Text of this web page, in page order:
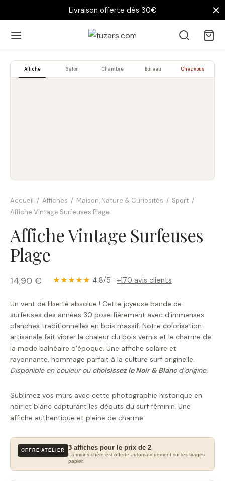
Livraison offerte dès 30€
Affiche Salon Chambre Bureau Chez vous
Accueil / Affiches / Maison, Nature & Curiosités / Sport /
Affiche Vintage Surfeuses Plage
Affiche Vintage Surfeuses
Plage
14,90 € ★★★★★ 4.8/5 · +170 avis clients
Un vent de liberté absolue ! Cette joyeuse bande de
surfeuses des années 30 pose fièrement avec d’immenses
planches traditionnelles en bois massif. Notre colorisation
artisanale fait vibrer la chaleur du bois vernis et le charme de
la mode balnéaire d’époque. Une affiche solaire et
rayonnante, hommage parfait à la culture surf originelle.
Disponible en couleur ou choisissez le Noir & Blancd’origine.
Sublimez vos murs avec cette photographie historique en
noir et blanc capturant les débuts du surf féminin. Une
affiche authentique et pleine de charme.
OFFRE ATELIER 3 affiches pour le prix de 2
La moins chère est offerte automatiquement sur les tirages
papier.